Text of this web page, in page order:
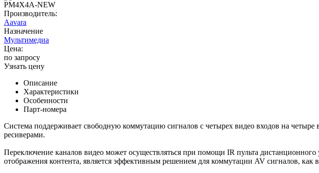
PM4X4A-NEW
Производитель:
Aavara
Назначение
Мультимедиа
Цена:
по запросу
Узнать цену
Описание
Характеристики
Особенности
Парт-номера
Система поддерживает свободную коммутацию сигналов с четырех видео входов на
ресиверами.
Переключение каналов видео может осуществляться при помощи IR пульта
отображения контента, является эффективным решением для коммутации AV сигналов, как